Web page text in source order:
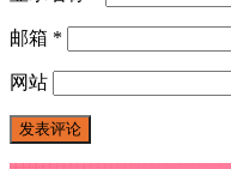
邮箱 *
网站